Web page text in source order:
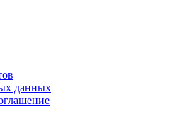
данных